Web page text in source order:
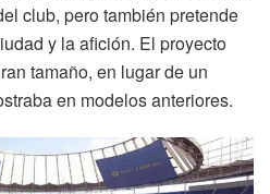
club, pero también pretende
y la afición. El proyecto
tamaño, en lugar de un
en modelos anteriores.